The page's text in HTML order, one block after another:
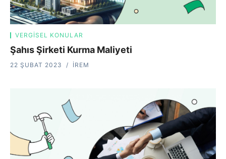
VERGISEL KONULAR
Şahıs Şirketi Kurma Maliyeti
22 ŞUBAT 2023 İREM